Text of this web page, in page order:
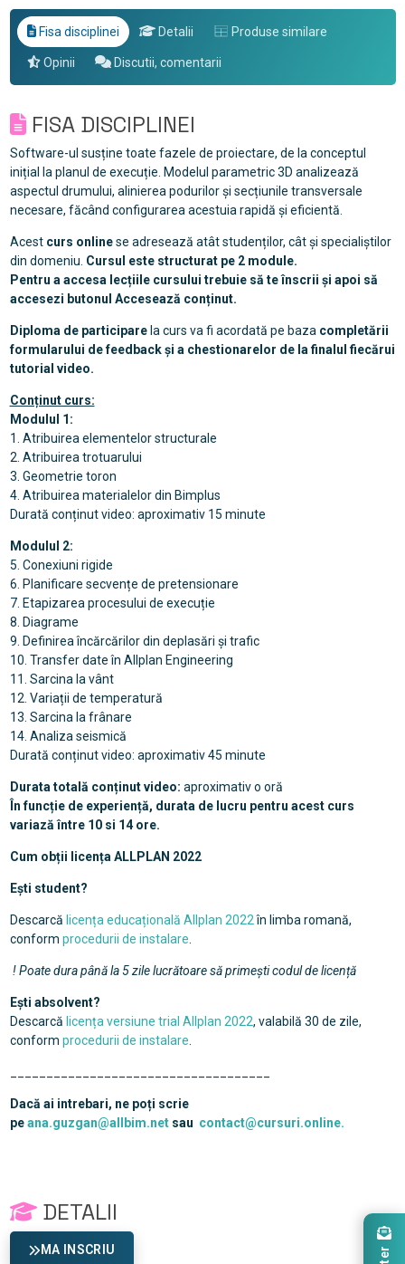
Fisa disciplinei Detalii Produse similare
Opinii Discutii, comentarii
FISA DISCIPLINEI
Software-ul susține toate fazele de proiectare, de la conceptul
inițial la planul de execuție. Modelul parametric 3D analizează
aspectul drumului, alinierea podurilor și secțiunile transversale
necesare, făcând configurarea acestuia rapidă și eficientă.
Acest curs onlinese adresează atât studenților, cât și specialiștilor
din domeniu. Cursul este structurat pe 2 module.
Pentru a accesa lecțiile cursului trebuie să te înscrii și apoi să
accesezi butonul Accesează conținut.
Diploma de participarela curs va fi acordată pe baza completării
formularului de feedback și a chestionarelor de la finalul fiecărui
tutorial video.
Conținut curs:
Modulul 1:
1. Atribuirea elementelor structurale
2. Atribuirea trotuarului
3. Geometrie toron
4. Atribuirea materialelor din Bimplus
Durată conținut video: aproximativ 15 minute
Modulul 2:
5. Conexiuni rigide
6. Planificare secvențe de pretensionare
7. Etapizarea procesului de execuție
8. Diagrame
9. Definirea încărcărilor din deplasări și trafic
10. Transfer date în Allplan Engineering
11. Sarcina la vânt
12. Variații de temperatură
13. Sarcina la frânare
14. Analiza seismică
Durată conținut video: aproximativ 45 minute
Durata totală conținut video: aproximativ o oră
În funcție de experiență, durata de lucru pentru acest curs
variază între 10 si 14 ore.
Cum obții licența ALLPLAN 2022
Ești student?
Descarcă licența educațională Allplan 2022în limba romană,
conform procedurii de instalare
! Poate dura până la 5 zile lucrătoare să primești codul de licență
Ești absolvent?
Descarcă licența versiune trial Allplan 2022, valabilă 30 de zile,
conform procedurii de instalare
Dacă ai intrebari, ne poți scrie
peana.guzgan@allbim.netsau contact@cursuri.online.
DETALII
MA INSCRIU